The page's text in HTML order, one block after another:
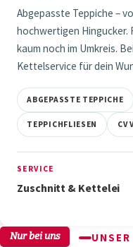
Abgepasste Teppiche –
hochwertigen Hingucker.
kaum noch im Umkreis.
Kettelservice für dein
ABGEPASSTE TEPPICHE
TEPPICHFLIESEN CV
SERVICE
Zuschnitt & Kettelei
Nur bei uns